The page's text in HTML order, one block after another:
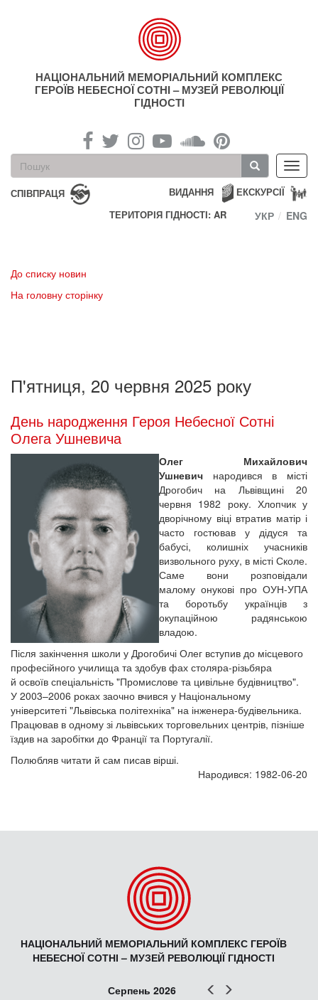
НАЦІОНАЛЬНИЙ МЕМОРІАЛЬНИЙ КОМПЛЕКС
ГЕРОЇВ НЕБЕСНОЇ СОТНІ – МУЗЕЙ РЕВОЛЮЦІЇ
ГІДНОСТІ
Пошукова
форма
Пошук
СПІВПРАЦЯ ЕКСКУРСІЇ
ВИДАННЯ
ТЕРИТОРІЯ ГІДНОСТІ: AR
УКР ENG
До списку новин
На головну сторінку
П'ятниця, 20 червня 2025 року
День народження Героя Небесної Сотні
Олега Ушневича
Олег Михайлович
Ушневич народився в місті
Дрогобич на Львівщині 20
червня 1982 року. Хлопчик у
дворічному віці втратив матір і
часто гостював у дідуся та
бабусі, колишніх учасників
визвольного руху, в місті Сколе.
Саме вони розповідали
малому онукові про ОУН-УПА
та боротьбу українців з
окупаційною радянською
владою.
Після закінчення школи у Дрогобичі Олег вступив до місцевого
професійного училища та здобув фах столяра-різьбяра
й освоїв спеціальність "Промислове та цивільне будівництво".
У 2003–2006 роках заочно вчився у Національному
університеті "Львівська політехніка" на інженера-будівельника.
Працював в одному зі львівських торговельних центрів, пізніше
їздив на заробітки до Франції та Португалії.
Полюбляв читати й сам писав вірші.
Народився: 1982-06-20
НАЦІОНАЛЬНИЙ МЕМОРІАЛЬНИЙ КОМПЛЕКС ГЕРОЇВ
НЕБЕСНОЇ СОТНІ – МУЗЕЙ РЕВОЛЮЦІЇ ГІДНОСТІ
Попер
Серпень 2026